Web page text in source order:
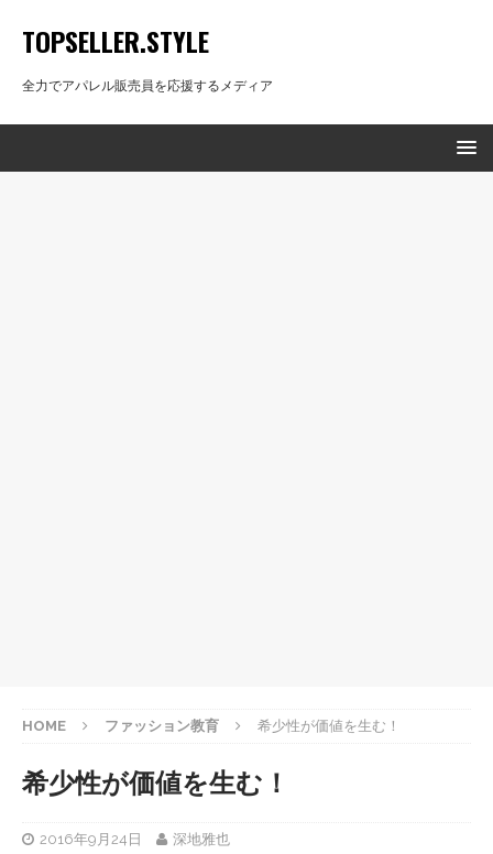
TOPSELLER.STYLE
全力でアパレル販売員を応援するメディア
HOME ファッション教育 希少性が価値を生む！
希少性が価値を生む！
2016年9月24日 深地雅也